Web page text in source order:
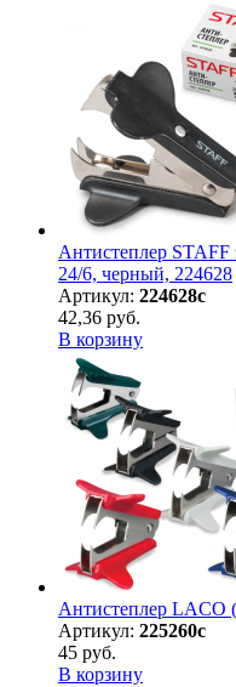
Антистеплер
24/6, черный, 224628
Артикул: 224628с
42,36 руб.
В корзину
Антистеплер LACO
Артикул: 225260с
45 руб.
В корзину